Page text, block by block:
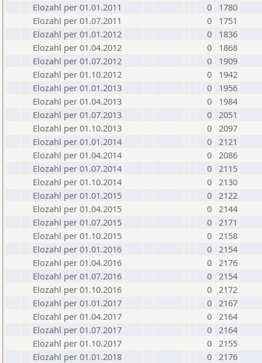
Elozahl per 01.01.2011
0
1780
Elozahl per 01.07.2011
0
1751
Elozahl per 01.01.2012
0
1836
Elozahl per 01.04.2012
0
1868
Elozahl per 01.07.2012
0
1909
Elozahl per 01.10.2012
0
1942
Elozahl per 01.01.2013
0
1956
Elozahl per 01.04.2013
0
1984
Elozahl per 01.07.2013
0 2051
Elozahl per 01.10.2013
0 2097
Elozahl per 01.01.2014
0 2121
Elozahl per 01.04.2014
0 2086
Elozahl per 01.07.2014
0 2115
Elozahl per 01.10.2014
0 2130
Elozahl per 01.01.2015
0 2122
Elozahl per 01.04.2015
0 2144
Elozahl per 01.07.2015
0 2171
Elozahl per 01.10.2015
0 2158
Elozahl per 01.01.2016
0 2154
Elozahl per 01.04.2016
0 2176
Elozahl per 01.07.2016
0 2154
Elozahl per 01.10.2016
0 2172
Elozahl per 01.01.2017
0 2167
Elozahl per 01.04.2017
0 2164
Elozahl per 01.07.2017
0 2164
Elozahl per 01.10.2017
0 2155
Elozahl per 01.01.2018
0 2176